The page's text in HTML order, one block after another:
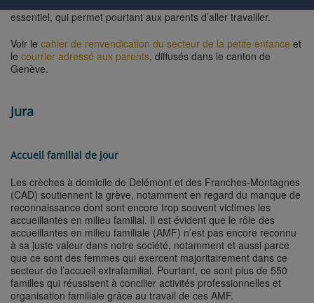
essentiel, qui permet pourtant aux parents d’aller travailler.
Voir le cahier de renvendication du secteur de la petite enfance et
le courrier adressé aux parents, diffusés dans le canton de
Genève.
Jura
Accueil familial de jour
Les crèches à domicile de Delémont et des Franches-Montagnes
(CAD) soutiennent la grève, notamment en regard du manque de
reconnaissance dont sont encore trop souvent victimes les
accueillantes en milieu familial. Il est évident que le rôle des
accueillantes en milieu familiale (AMF) n’est pas encore reconnu
à sa juste valeur dans notre société, notamment et aussi parce
que ce sont des femmes qui exercent majoritairement dans ce
secteur de l’accueil extrafamilial. Pourtant, ce sont plus de 550
familles qui réussisent à concilier activités professionnelles et
organisation familiale grâce au travail de ces AMF.